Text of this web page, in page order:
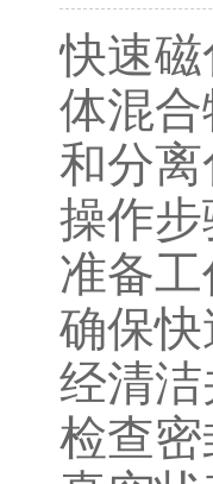
快速
体混
和分
操作
准备
确保
经清
检查